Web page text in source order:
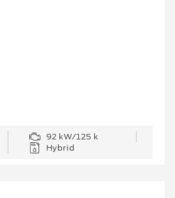
92 kW/125 k
Hybrid